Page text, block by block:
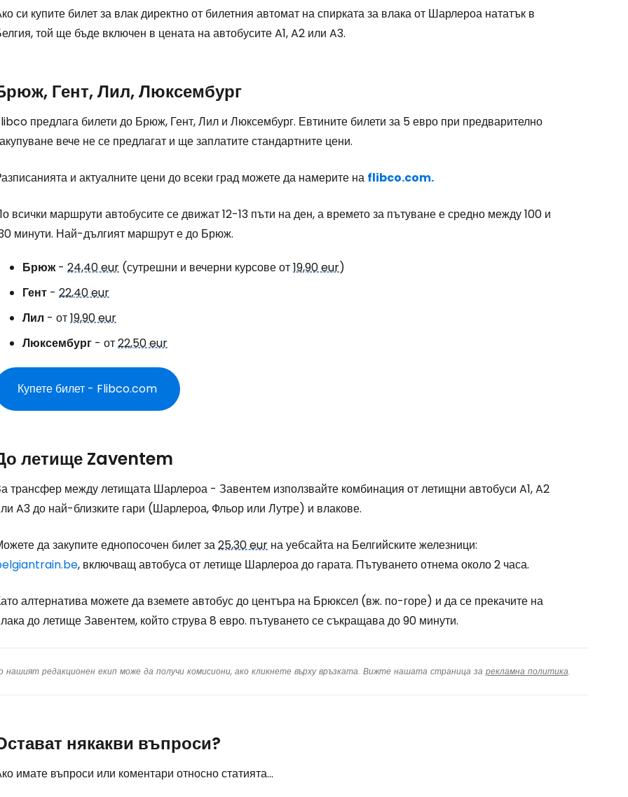
си купите билет за влак директно от билетния автомат на спирката за влака от Шарлероа нататък в
той ще бъде включен в цената на автобусите A1, A2 или A3.
Гент, Лил, Люксембург
предлага билети до Брюж, Гент, Лил и Люксембург. Евтините билети за 5 евро при предварително
вече не се предлагат и ще заплатите стандартните цени.
и актуалните цени до всеки град можете да намерите на flibco.com.
всички маршрути автобусите се движат 12-13 пъти на ден, а времето за пътуване е средно между 100 и
минути. Най-дългият маршрут е до Брюж.
Брюж- 24,40 eur (сутрешни и вечерни курсове от19,90 eur)
Гент - 22,40 eur
Лил - от19,90 eur
Люксембург - от22,50 eur
Купете билет - Flibco.com
летище Zaventem
трансфер между летищата Шарлероа - Завентем използвайте комбинация от летищни автобуси A1, A2
A3 до най-близките гари (Шарлероа, Фльор или Лутре) и влакове.
да закупите еднопосочен билет за25,30 eur на уебсайта на Белгийските железници:
, включващ автобуса от летище Шарлероа до гарата. Пътуването отнема около 2 часа.
алтернатива можете да вземете автобус до центъра на Брюксел (вж. по-горе) и да се прекачите на
до летище Завентем, който струва 8 евро. пътуването се съкращава до 90 минути.
редакционен екип може да получи комисиони, ако кликнете върху връзката. Вижте нашата страница за рекламна политика.
някакви въпроси?
имате въпроси или коментари относно статията...